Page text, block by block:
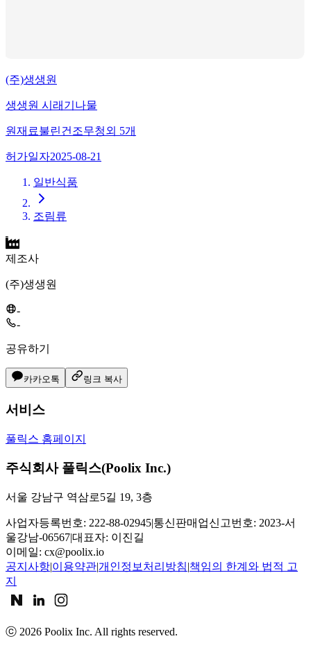
(주)생생원
생생원 시래기나물
원재료불린건조무청외 5개
허가일자2025-08-21
일반식품
조림류
제조사
(주)생생원
-
-
공유하기
카카오톡 링크 복사
서비스
풀릭스 홈페이지
주식회사 풀릭스(Poolix Inc.)
서울 강남구 역삼로5길 19, 3층
사업자등록번호: 222-88-02945|통신판매업신고번호: 2023-서
울강남-06567|대표자: 이진길
이메일: cx@poolix.io
공지사항|이용약관|개인정보처리방침|책임의 한계와 법적 고
지
ⓒ 2026 Poolix Inc. All rights reserved.